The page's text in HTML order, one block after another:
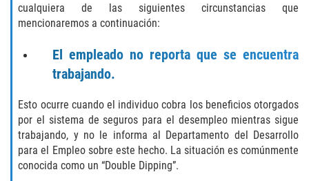
Hurto Mayor
Hurto Mayor de Auto
Hurto en Tiendas
Recepción de Propiedad Robada
cualquiera de las siguientes circunstancias que
mencionaremos a continuación:
El empleado no reporta que se encuentra
trabajando.
Esto ocurre cuando el individuo cobra los beneficios otorgados
por el sistema de seguros para el desempleo mientras sigue
trabajando, y no le informa al Departamento del Desarrollo
para el Empleo sobre este hecho. La situación es comúnmente
conocida como un “Double Dipping”.